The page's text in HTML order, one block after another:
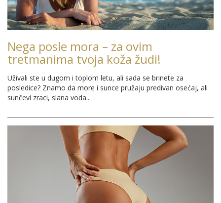
Nega posle mora – za ovim
tretmanima tvoja koža žudi!
Uživali ste u dugom i toplom letu, ali sada se brinete za
posledice? Znamo da more i sunce pružaju predivan osećaj, ali
sunčevi zraci, slana voda...